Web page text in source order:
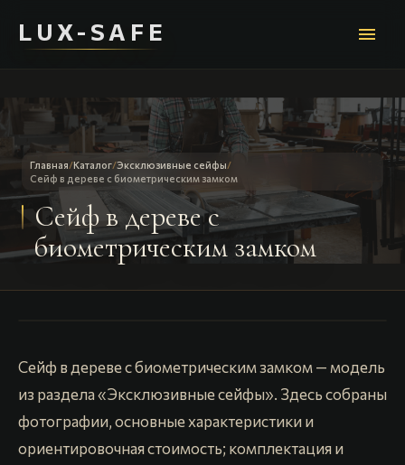
LUX-SAFE menu
Главная/Каталог/Эксклюзивные сейфы/
Сейф в дереве с биометрическим замком
Сейф в дереве с
биометрическим замком
Сейф в дереве с биометрическим замком — модель
из раздела «Эксклюзивные сейфы». Здесь собраны
фотографии, основные характеристики и
ориентировочная стоимость; комплектация и